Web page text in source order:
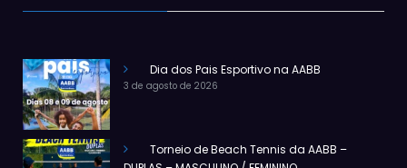
Dia dos Pais Esportivo na AABB
3 de agosto de 2026
Torneio de Beach Tennis da AABB –